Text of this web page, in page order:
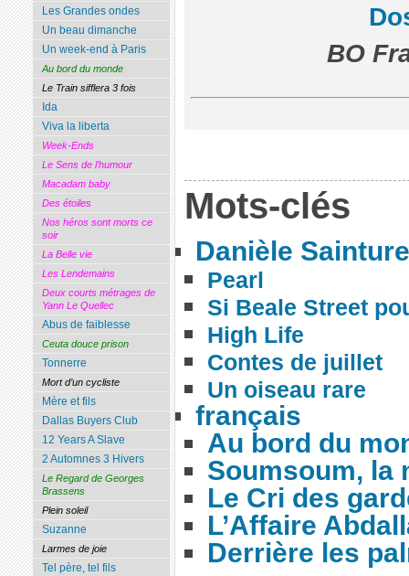
BO
Mots-clés
Danièle
Pearl
Si Beale Street
High Life
Contes de juillet
Un oiseau rare
français
Au bord du
Soumsoum, la
Le Cri des
L’Affaire
Derrière les
Les Grandes ondes
Un beau dimanche
Un week-end à Paris
Au bord du monde
Le Train sifflera 3 fois
Ida
Viva la liberta
Week-Ends
Le Sens de l’humour
Macadam baby
Des étoiles
Nos héros sont morts ce
soir
La Belle vie
Les Lendemains
Deux courts métrages de
Yann Le Quellec
Abus de faiblesse
Ceuta douce prison
Tonnerre
Mort d’un cycliste
Mère et fils
Dallas Buyers Club
12 Years A Slave
2 Automnes 3 Hivers
Le Regard de Georges
Brassens
Plein soleil
Suzanne
Larmes de joie
Tel père, tel fils